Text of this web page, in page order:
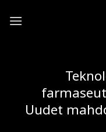
Uudet